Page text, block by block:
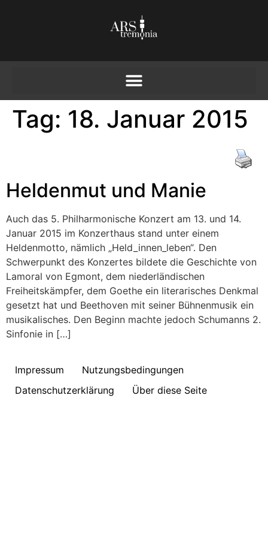
Tag: 18. Januar 2015
Heldenmut und Manie
Auch das 5. Philharmonische Konzert am 13. und 14.
Januar 2015 im Konzerthaus stand unter einem
Heldenmotto, nämlich „Held_innen_leben“. Den
Schwerpunkt des Konzertes bildete die Geschichte von
Lamoral von Egmont, dem niederländischen
Freiheitskämpfer, dem Goethe ein literarisches Denkmal
gesetzt hat und Beethoven mit seiner Bühnenmusik ein
musikalisches. Den Beginn machte jedoch Schumanns 2.
Sinfonie in […]
Impressum
Nutzungsbedingungen
Datenschutzerklärung
Über diese Seite